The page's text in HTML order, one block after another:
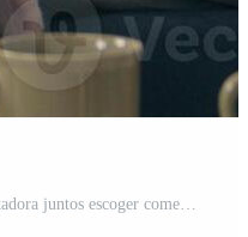
multirracial Pareja compras computadora juntos escoger comercio electrónico comprar bienes utilizando ordenador portátil discutir a hogar novio marido masculino caucásico hombre chico hablando con Novia esposa Hispano mujer niña hembra Foto Pro